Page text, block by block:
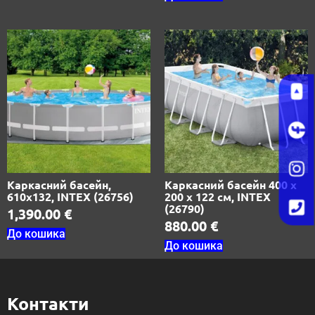
Каркасний басейн,
610х132, INTEX (26756)
1,390.00 €
До кошика
Каркасний басейн 400 х
200 х 122 см, INTEX
(26790)
880.00 €
До кошика
Контакти